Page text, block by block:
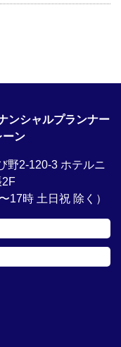
ンシャルプランナー
ーン
野2-120-3 ホテルニ
2F
17時 土日祝 除く）